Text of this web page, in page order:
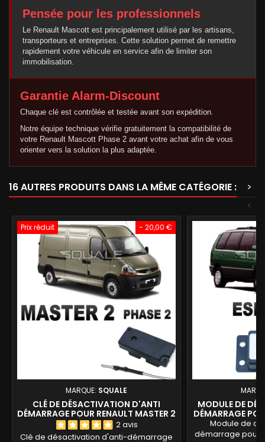
Pensée pour les professionnels
Le Renault Mascott est principalement utilisé par les artisans,
transporteurs et entreprises. Cette solution permet de remettre
rapidement votre véhicule en service afin de limiter son
immobilisation.
Garantie Alarm-Discount
Chaque clé est contrôlée et testée avant son expédition.
Notre équipe technique vérifie gratuitement la compatibilité de
votre Renault Mascott Phase 2 avant votre achat afin de vous
orienter vers la solution la plus adaptée.
16 AUTRES PRODUITS DANS LA MÊME CATÉGORIE :
>
<
- 20,00 €
Prix réduit
MARQUE: SQUALE
CLÉ DE DÉSACTIVATION D'ANTI
DÉMARRAGE POUR RENAULT MASTER 2
PHASE 2 À PARTIR DE 2003
2 avis
Clé de désactivation d'anti-démarrage
MODULE DE
DÉMARRAGE
Module de
démarrage pour